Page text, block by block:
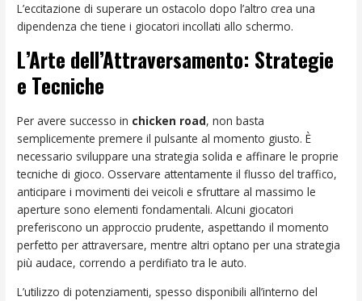
L’eccitazione di superare un ostacolo dopo l’altro crea una
dipendenza che tiene i giocatori incollati allo schermo.
L’Arte dell’Attraversamento: Strategie
e Tecniche
Per avere successo in chicken road, non basta
semplicemente premere il pulsante al momento giusto. È
necessario sviluppare una strategia solida e affinare le proprie
tecniche di gioco. Osservare attentamente il flusso del traffico,
anticipare i movimenti dei veicoli e sfruttare al massimo le
aperture sono elementi fondamentali. Alcuni giocatori
preferiscono un approccio prudente, aspettando il momento
perfetto per attraversare, mentre altri optano per una strategia
più audace, correndo a perdifiato tra le auto.
L’utilizzo di potenziamenti, spesso disponibili all’interno del